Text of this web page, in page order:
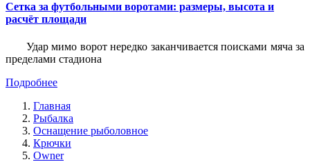
Сетка за футбольными воротами: размеры, высота и
расчёт площади
Удар мимо ворот нередко заканчивается поисками мяча за
пределами стадиона
Подробнее
Главная
Рыбалка
Оснащение рыболовное
Крючки
Owner